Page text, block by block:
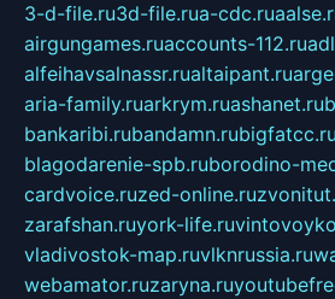
3-d-file.ru3d-file.rua-cdc.ru
airgungames.ruaccounts-112.ru
alfeihavsalnassr.rualtaipant.ru
aria-family.ruarkrym.ruashanet.ru
bankaribi.rubandamn.rubigfatcc.ru
blagodarenie-spb.ruborodino-
cardvoice.ruzed-online.ru
zarafshan.ruyork-life.ru
vladivostok-map.ruvlknrussia.ru
webamator.ruzaryna.ru